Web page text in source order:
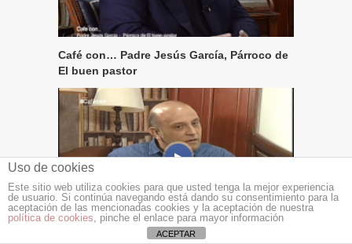
Café con… Padre Jesús García, Párroco de
El buen pastor
Café con… Vicent Maciá
Uso de cookies
Este sitio web utiliza cookies para que usted tenga la mejor experiencia
de usuario. Si continúa navegando está dando su consentimiento para la
aceptación de las mencionadas cookies y la aceptación de nuestra
política de cookies, pinche el enlace para mayor información
ACEPTAR